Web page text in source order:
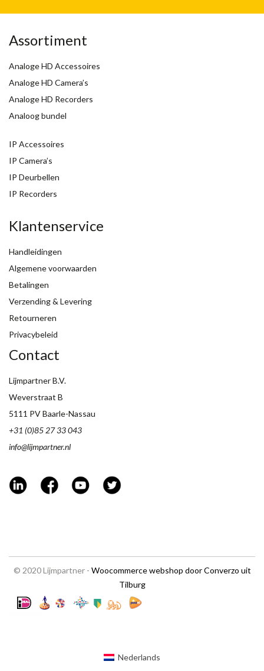
Assortiment
Analoge HD Accessoires
Analoge HD Camera’s
Analoge HD Recorders
Analoog bundel
IP Accessoires
IP Camera’s
IP Deurbellen
IP Recorders
Klantenservice
Handleidingen
Algemene voorwaarden
Betalingen
Verzending & Levering
Retourneren
Privacybeleid
Contact
Lijmpartner B.V.
Weverstraat B
5111 PV Baarle-Nassau
+31 (0)85 27 33 043
info@lijmpartner.nl
© 2020 Lijmpartner - Woocommerce webshop door Converzo uit
Tilburg
Nederlands